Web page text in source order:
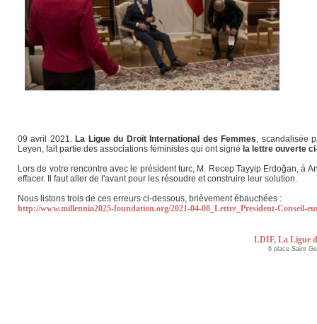
09 avril 2021. La Ligue du Droit International des Femmes, scandalisée
Leyen, fait partie des associations féministes qui ont signé la lettre ouverte
Lors de votre rencontre avec le président turc, M. Recep Tayyip Erdoğan, à
effacer. Il faut aller de l'avant pour les résoudre et construire leur solution.
Nous listons trois de ces erreurs ci-dessous, brièvement ébauchées :
http://www.millennia2025-foundation.org/2021-04-08_Lettre_President-Conseil-
LDIF, La Ligue
6 place Saint